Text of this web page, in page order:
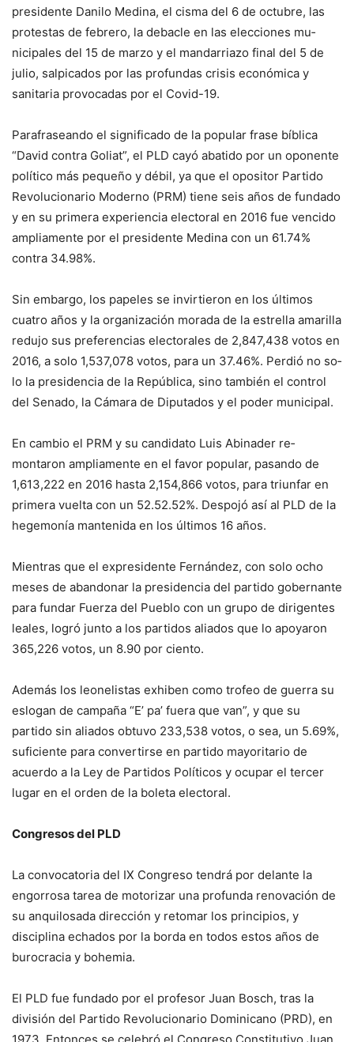
pre­sidente Danilo Medina, el cisma del 6 de octubre, las
protestas de febrero, la de­bacle en las elecciones mu­
nicipales del 15 de marzo y el mandarriazo final del 5 de
julio, salpicados por las profundas crisis económica y
sanitaria provocadas por el Covid-19.
Parafraseando el signifi­cado de la popular frase bí­blica
“David contra Goliat”, el PLD cayó abatido por un oponente
político más pe­queño y débil, ya que el opositor Partido
Revolu­cionario Moderno (PRM) tiene seis años de fundado
y en su primera experien­cia electoral en 2016 fue vencido
ampliamente por el presidente Medina con un 61.74%
contra 34.98%.
Sin embargo, los pape­les se invirtieron en los úl­timos
cuatro años y la or­ganización morada de la estrella amarilla
redujo sus preferencias electorales de 2,847,438 votos en
2016, a solo 1,537,078 votos, pa­ra un 37.46%. Perdió no so­
lo la presidencia de la República, sino también el control
del Sena­do, la Cámara de Diputados y el poder municipal.
En cambio el PRM y su candidato Luis Abinader re­
montaron ampliamente en el favor popular, pasando de
1,613,222 en 2016 hasta 2,154,866 votos, para triun­far en
primera vuelta con un 52.52.52%. Despojó así al PLD de la
hegemonía mante­nida en los últimos 16 años.
Mientras que el expresi­dente Fernández, con solo ocho
meses de abandonar la presidencia del partido go­bernante
para fundar Fuerza del Pueblo con un grupo de dirigentes
leales, logró junto a los partidos aliados que lo apoyaron
365,226 votos, un 8.90 por ciento.
Además los leonelistas exhiben como trofeo de guerra su
eslogan de cam­paña “E’ pa’ fuera que van”, y que su
partido sin alia­dos obtuvo 233,538 votos, o sea, un 5.69%,
suficiente para convertirse en partido mayoritario de
acuerdo a la Ley de Partidos Políticos y ocupar el tercer
lugar en el orden de la boleta electoral.
Congresos del PLD
La convocatoria del IX Con­greso tendrá por delante la
engorrosa tarea de mo­torizar una profunda re­novación de
su anquilo­sada dirección y retomar los principios, y
disciplina echados por la borda en to­dos estos años de
burocra­cia y bohemia.
El PLD fue fundado por el profesor Juan Bosch, tras la
división del Partido Revolu­cionario Dominicano (PRD), en